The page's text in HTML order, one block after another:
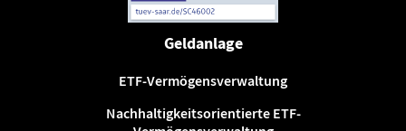
Geldanlage
ETF-Vermögensverwaltung
Nachhaltigkeitsorientierte ETF-